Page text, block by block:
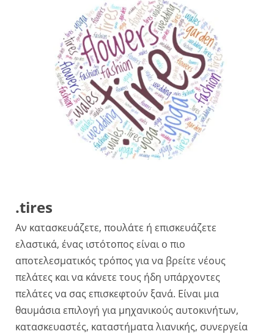
.tires
Αν κατασκευάζετε, πουλάτε ή επισκευάζετε
ελαστικά, ένας ιστότοπος είναι ο πιο
αποτελεσματικός τρόπος για να βρείτε νέους
πελάτες και να κάνετε τους ήδη υπάρχοντες
πελάτες να σας επισκεφτούν ξανά. Είναι μια
θαυμάσια επιλογή για μηχανικούς αυτοκινήτων,
κατασκευαστές, καταστήματα λιανικής, συνεργεία